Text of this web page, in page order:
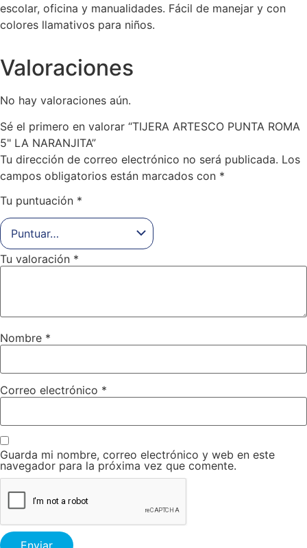
escolar, oficina y manualidades. Fácil de manejar y con
colores llamativos para niños.
Valoraciones
No hay valoraciones aún.
Sé el primero en valorar “TIJERA ARTESCO PUNTA ROMA
5" LA NARANJITA”
Tu dirección de correo electrónico no será publicada. Los
campos obligatorios están marcados con *
Tu puntuación *
Tu valoración *
Nombre *
Correo electrónico *
Guarda mi nombre, correo electrónico y web en este
navegador para la próxima vez que comente.